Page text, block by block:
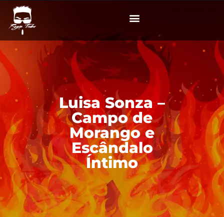
Luisa Sonza –
Campo de
Morango e
Escândalo
Íntimo